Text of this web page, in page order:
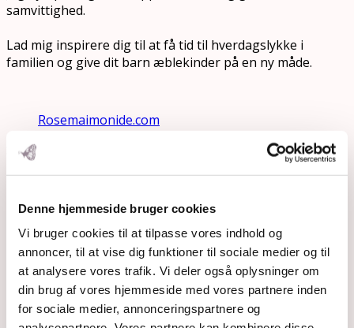
Denne hjemmeside bruger cookies
Vi bruger cookies til at tilpasse vores indhold og
annoncer, til at vise dig funktioner til sociale medier og til
at analysere vores trafik. Vi deler også oplysninger om
din brug af vores hjemmeside med vores partnere inden
for sociale medier, annonceringspartnere og
samvittighed.
Lad mig inspirere dig til at få tid til hverdagslykke i
familien og give dit barn æblekinder på en ny måde.
Rosemaimonide.com
Search